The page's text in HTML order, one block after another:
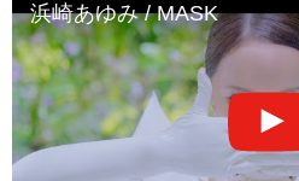
浜崎あゆみ / MASK